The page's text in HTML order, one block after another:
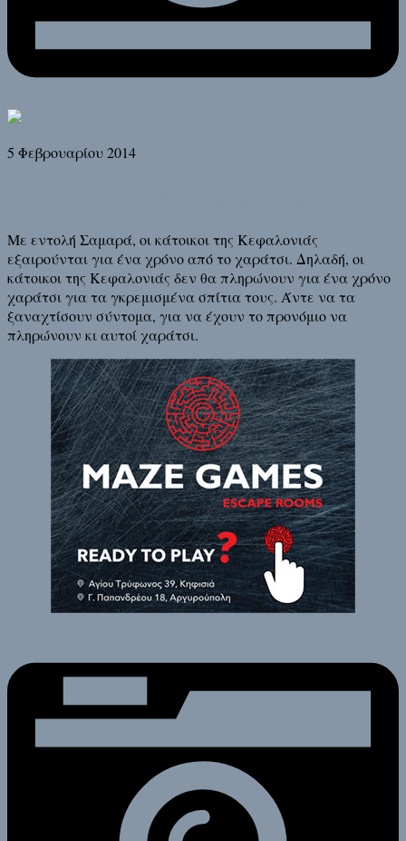
5 Φεβρουαρίου 2014
Με εντολή Σαμαρά, οι κάτοικοι της Κεφαλονιάς
εξαιρούνται για ένα χρόνο από το χαράτσι. Δηλαδή, οι
κάτοικοι της Κεφαλονιάς δεν θα πληρώνουν για ένα χρόνο
χαράτσι για τα γκρεμισμένα σπίτια τους. Άντε να τα
ξαναχτίσουν σύντομα, για να έχουν το προνόμιο να
πληρώνουν κι αυτοί χαράτσι.